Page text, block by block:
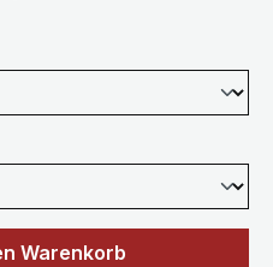
Wert
Warenkorb